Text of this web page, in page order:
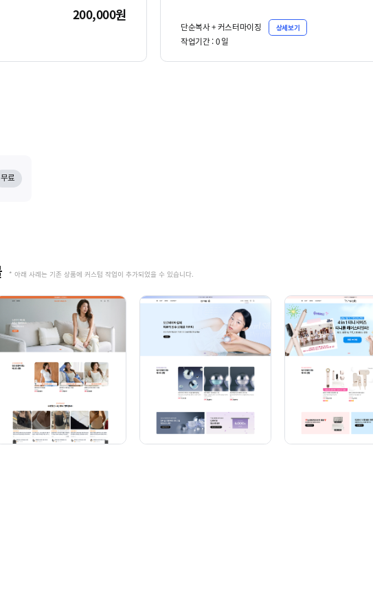
200,000원
단순복사 + 커스터마이징 상세보기
작업기간 :0일
무료
* 아래 사례는 기존 상품에 커스텀 작업이 추가되었을 수 있습니다.